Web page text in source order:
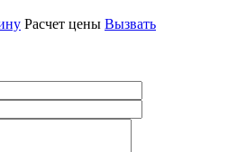
Расчет цены Вызвать